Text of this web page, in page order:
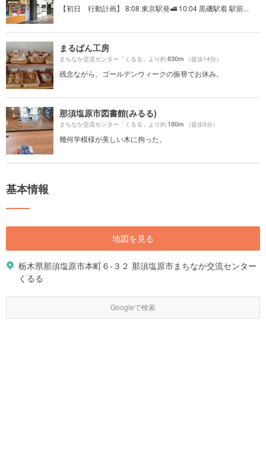
【初日 行動計画】 8:08 東京駅発🚅 10:04 黒磯駅着 駅前...
まるぱん工房
まちなか交流センター「くるる」より約830m （徒歩14分）
残念ながら、ゴールデンウィークの振替でお休み。
那須塩原市図書館(みるる)
まちなか交流センター「くるる」より約180m （徒歩3分）
幾何学模様が美しい木に拘った。
基本情報
地図を見る
栃木県那須塩原市本町６-３２ 那須塩原市まちなか交流センター
くるる
Googleで検索